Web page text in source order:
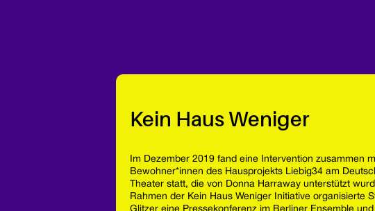
Kein Haus Weniger
Im Dezember 2019 fand eine Intervention zusammen
Bewohner*innen des Hausprojekts Liebig34 am
Theater statt, die von Donna Harraway unterstützt
Rahmen der Kein Haus Weniger Initiative organisierte